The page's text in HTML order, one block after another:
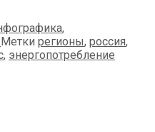
,
Метки регионы, россия,
, энергопотребление